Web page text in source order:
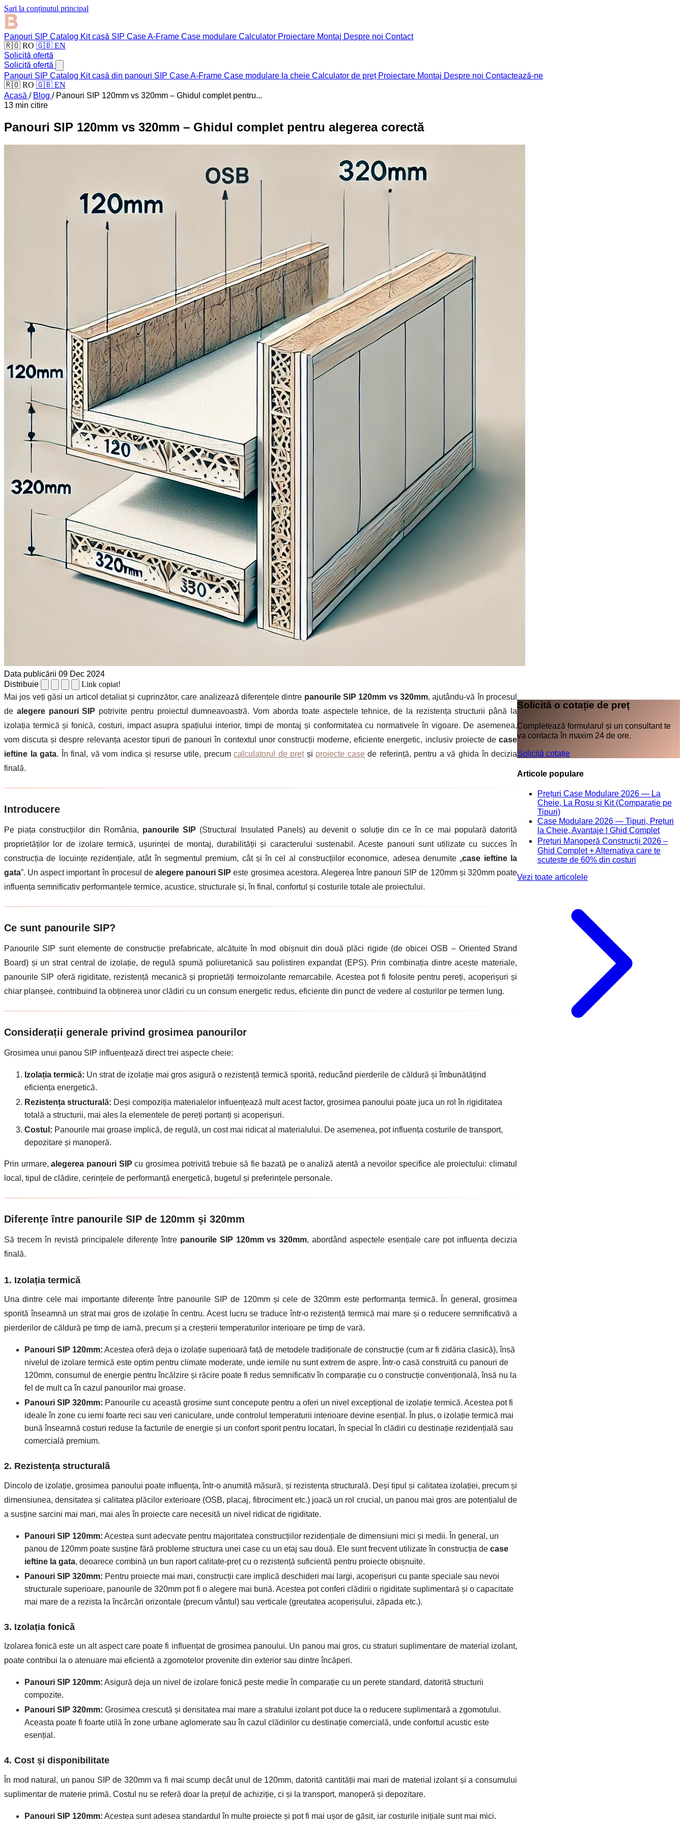
Sari la conținutul principal
Panouri SIP Catalog Kit casă SIP Case A-Frame Case modulare Calculator Proiectare Montaj Despre noi Contact
🇷🇴 RO 🇬🇧 EN
Solicită ofertă
Solicită ofertă
Panouri SIP Catalog Kit casă din panouri SIP Case A-Frame Case modulare la cheie Calculator de preț Proiectare Montaj Despre noi Contactează-ne
🇷🇴 RO 🇬🇧 EN
Acasă / Blog / Panouri SIP 120mm vs 320mm – Ghidul complet pentru...
13 min citire
Panouri SIP 120mm vs 320mm – Ghidul complet pentru alegerea corectă
Data publicării 09 Dec 2024
Distribuie
Link copiat!
Mai jos veți găsi un articol detaliat și cuprinzător, care analizează diferențele dintre panourile SIP 120mm vs 320mm, ajutându-vă în procesul
de alegere panouri SIP potrivite pentru proiectul dumneavoastră. Vom aborda toate aspectele tehnice, de la rezistența structurii până la
izolația termică și fonică, costuri, impact asupra spațiului interior, timpi de montaj și conformitatea cu normativele în vigoare. De asemenea,
vom discuta și despre relevanța acestor tipuri de panouri în contextul unor construcții moderne, eficiente energetic, inclusiv proiecte de case
ieftine la gata. În final, vă vom indica și resurse utile, precumcalculatorul de prețși proiecte casede referință, pentru a vă ghida în decizia
finală.
Introducere
Pe piața construcțiilor din România, panourile SIP (Structural Insulated Panels) au devenit o soluție din ce în ce mai populară datorită
proprietăților lor de izolare termică, ușurinței de montaj, durabilității și caracterului sustenabil. Aceste panouri sunt utilizate cu succes în
construcția de locuințe rezidențiale, atât în segmentul premium, cât și în cel al construcțiilor economice, adesea denumite „case ieftine la
gata”. Un aspect important în procesul de alegere panouri SIP este grosimea acestora. Alegerea între panouri SIP de 120mm și 320mm poate
influența semnificativ performanțele termice, acustice, structurale și, în final, confortul și costurile totale ale proiectului.
Ce sunt panourile SIP?
Panourile SIP sunt elemente de construcție prefabricate, alcătuite în mod obișnuit din două plăci rigide (de obicei OSB – Oriented Strand
Board) și un strat central de izolație, de regulă spumă poliuretanică sau polistiren expandat (EPS). Prin combinația dintre aceste materiale,
panourile SIP oferă rigiditate, rezistență mecanică și proprietăți termoizolante remarcabile. Acestea pot fi folosite pentru pereți, acoperișuri și
chiar planșee, contribuind la obținerea unor clădiri cu un consum energetic redus, eficiente din punct de vedere al costurilor pe termen lung.
Considerații generale privind grosimea panourilor
Grosimea unui panou SIP influențează direct trei aspecte cheie:
Izolația termică: Un strat de izolație mai gros asigură o rezistență termică sporită, reducând pierderile de căldură și îmbunătățind
eficiența energetică.
Rezistența structurală: Deși compoziția materialelor influențează mult acest factor, grosimea panoului poate juca un rol în rigiditatea
totală a structurii, mai ales la elementele de pereți portanți și acoperișuri.
Costul: Panourile mai groase implică, de regulă, un cost mai ridicat al materialului. De asemenea, pot influența costurile de transport,
depozitare și manoperă.
Prin urmare,alegerea panouri SIP cu grosimea potrivită trebuie să fie bazată pe o analiză atentă a nevoilor specifice ale proiectului: climatul
local, tipul de clădire, cerințele de performanță energetică, bugetul și preferințele personale.
Diferențe între panourile SIP de 120mm și 320mm
Să trecem în revistă principalele diferențe între panourile SIP 120mm vs 320mm, abordând aspectele esențiale care pot influența decizia
finală.
1. Izolația termică
Una dintre cele mai importante diferențe între panourile SIP de 120mm și cele de 320mm este performanța termică. În general, grosimea
sporită înseamnă un strat mai gros de izolație în centru. Acest lucru se traduce într-o rezistență termică mai mare și o reducere semnificativă a
pierderilor de căldură pe timp de iarnă, precum și a creșterii temperaturilor interioare pe timp de vară.
Panouri SIP 120mm: Acestea oferă deja o izolație superioară față de metodele tradiționale de construcție (cum ar fi zidăria clasică), însă
nivelul de izolare termică este optim pentru climate moderate, unde iernile nu sunt extrem de aspre. Într-o casă construită cu panouri de
120mm, consumul de energie pentru încălzire și răcire poate fi redus semnificativ în comparație cu o construcție convențională, însă nu la
fel de mult ca în cazul panourilor mai groase.
Panouri SIP 320mm: Panourile cu această grosime sunt concepute pentru a oferi un nivel excepțional de izolație termică. Acestea pot fi
ideale în zone cu ierni foarte reci sau veri caniculare, unde controlul temperaturii interioare devine esențial. În plus, o izolație termică mai
bună înseamnă costuri reduse la facturile de energie și un confort sporit pentru locatari, în special în clădiri cu destinație rezidențială sau
comercială premium.
2. Rezistența structurală
Dincolo de izolație, grosimea panoului poate influența, într-o anumită măsură, și rezistența structurală. Deși tipul și calitatea izolației, precum și
dimensiunea, densitatea și calitatea plăcilor exterioare (OSB, placaj, fibrociment etc.) joacă un rol crucial, un panou mai gros are potențialul de
a susține sarcini mai mari, mai ales în proiecte care necesită un nivel ridicat de rigiditate.
Panouri SIP 120mm: Acestea sunt adecvate pentru majoritatea construcțiilor rezidențiale de dimensiuni mici și medii. În general, un
panou de 120mm poate susține fără probleme structura unei case cu un etaj sau două. Ele sunt frecvent utilizate în construcția de case
ieftine la gata, deoarece combină un bun raport calitate-preț cu o rezistență suficientă pentru proiecte obișnuite.
Panouri SIP 320mm: Pentru proiecte mai mari, construcții care implică deschideri mai largi, acoperișuri cu pante speciale sau nevoi
structurale superioare, panourile de 320mm pot fi o alegere mai bună. Acestea pot conferi clădirii o rigiditate suplimentară și o capacitate
mai mare de a rezista la încărcări orizontale (precum vântul) sau verticale (greutatea acoperișului, zăpada etc.).
3. Izolația fonică
Izolarea fonică este un alt aspect care poate fi influențat de grosimea panoului. Un panou mai gros, cu straturi suplimentare de material izolant,
poate contribui la o atenuare mai eficientă a zgomotelor provenite din exterior sau dintre încăperi.
Panouri SIP 120mm: Asigură deja un nivel de izolare fonică peste medie în comparație cu un perete standard, datorită structurii
compozite.
Panouri SIP 320mm: Grosimea crescută și densitatea mai mare a stratului izolant pot duce la o reducere suplimentară a zgomotului.
Aceasta poate fi foarte utilă în zone urbane aglomerate sau în cazul clădirilor cu destinație comercială, unde confortul acustic este
esențial.
4. Cost și disponibilitate
În mod natural, un panou SIP de 320mm va fi mai scump decât unul de 120mm, datorită cantității mai mari de material izolant și a consumului
suplimentar de materie primă. Costul nu se referă doar la prețul de achiziție, ci și la transport, manoperă și depozitare.
Panouri SIP 120mm: Acestea sunt adesea standardul în multe proiecte și pot fi mai ușor de găsit, iar costurile inițiale sunt mai mici.
Solicită o cotație de preț
Completează formularul și un consultant te
va contacta în maxim 24 de ore.
Solicită cotație
Articole populare
Prețuri Case Modulare 2026 — La
Cheie, La Roșu și Kit (Comparație pe
Tipuri)
Case Modulare 2026 — Tipuri, Prețuri
la Cheie, Avantaje | Ghid Complet
Prețuri Manoperă Construcții 2026 –
Ghid Complet + Alternativa care te
scutește de 60% din costuri
Vezi toate articolele